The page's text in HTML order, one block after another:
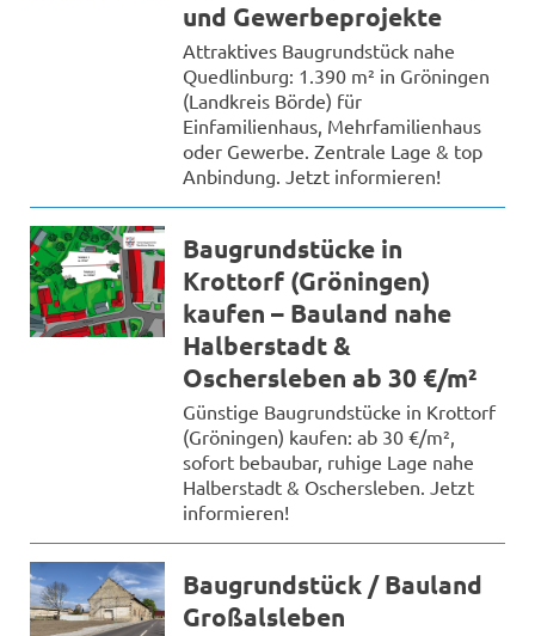
und Gewerbeprojekte
Attraktives Baugrundstück nahe
Quedlinburg: 1.390 m² in Gröningen
(Landkreis Börde) für
Einfamilienhaus, Mehrfamilienhaus
oder Gewerbe. Zentrale Lage & top
Anbindung. Jetzt informieren!
Baugrundstücke in
Krottorf (Gröningen)
kaufen – Bauland nahe
Halberstadt &
Oschersleben ab 30 €/m²
Günstige Baugrundstücke in Krottorf
(Gröningen) kaufen: ab 30 €/m²,
sofort bebaubar, ruhige Lage nahe
Halberstadt & Oschersleben. Jetzt
informieren!
Baugrundstück / Bauland
Großalsleben